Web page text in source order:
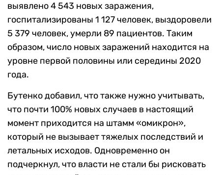
выявлено 4 543 новых заражения,
госпитализированы 1 127 человек, выздоровели
5 379 человек, умерли 89 пациентов. Таким
образом, число новых заражений находится на
уровне первой половины или середины 2020
года.
Бутенко добавил, что также нужно учитывать,
что почти 100% новых случаев в настоящий
момент приходится на штамм «омикрон»,
который не вызывает тяжелых последствий и
летальных исходов. Одновременно он
подчеркнул, что власти не стали бы рисковать